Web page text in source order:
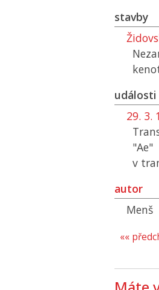
stavby
události
29. 3.
"Ae"
v
autor
Menš
««